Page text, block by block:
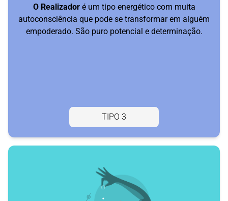
O Realizadoré um tipo energético com muita
autoconsciência que pode se transformar em alguém
empoderado. São puro potencial e determinação.
TIPO 3